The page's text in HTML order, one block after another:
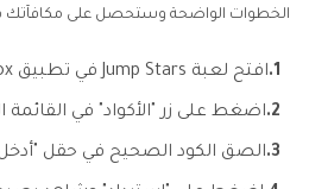
الخطوات الواضحة وستحصل على مكافآتك
1. افتح لعبة Jump Stars في تطبيق Roblox.
2. اضغط على زر "الأكواد" في القائمة
3. الصق الكود الصحيح في حقل "أدخل